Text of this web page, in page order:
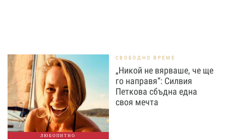
ЛЮБОПИТНО
СВОБОДНО ВРЕМЕ
„Никой не вярваше, че ще
го направя“: Силвия
Петкова сбъдна една
своя мечта